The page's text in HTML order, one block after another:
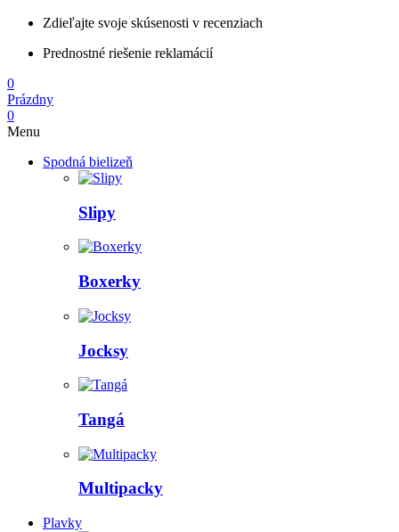
Zdieľajte svoje skúsenosti v recenziach
Prednostné riešenie reklamácií
0
Prázdny
0
Menu
Spodná bielizeň
Slipy
Boxerky
Jocksy
Tangá
Multipacky
Plavky